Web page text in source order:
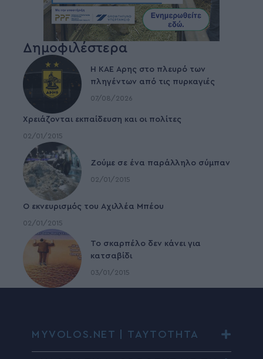
Δημοφιλέστερα
Η ΚΑΕ Άρης στο πλευρό των
πληγέντων από τις πυρκαγιές
07/08/2026
Χρειάζονται εκπαίδευση και οι πολίτες
02/01/2015
Ζούμε σε ένα παράλληλο σύμπαν
02/01/2015
Ο εκνευρισμός του Αχιλλέα Μπέου
02/01/2015
To σκαρπέλο δεν κάνει για
κατσαβίδι
03/01/2015
MYVOLOS.NET | ΤΑΥΤΟΤΗΤΑ